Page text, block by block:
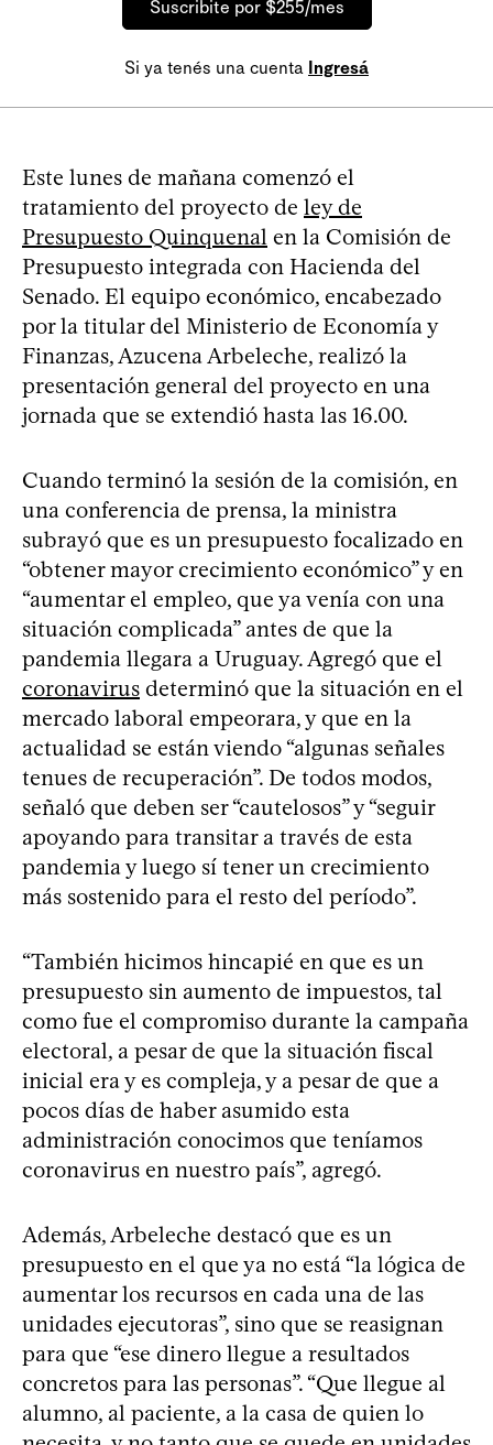
Suscribite por $255/mes
Si ya tenés una cuenta Ingresá
Este lunes de mañana comenzó el
tratamiento del proyecto de ley de
Presupuesto Quinquenal en la Comisión de
Presupuesto integrada con Hacienda del
Senado. El equipo económico, encabezado
por la titular del Ministerio de Economía y
Finanzas, Azucena Arbeleche, realizó la
presentación general del proyecto en una
jornada que se extendió hasta las 16.00.
Cuando terminó la sesión de la comisión, en
una conferencia de prensa, la ministra
subrayó que es un presupuesto focalizado en
“obtener mayor crecimiento económico” y en
“aumentar el empleo, que ya venía con una
situación complicada” antes de que la
pandemia llegara a Uruguay. Agregó que el
coronavirus determinó que la situación en el
mercado laboral empeorara, y que en la
actualidad se están viendo “algunas señales
tenues de recuperación”. De todos modos,
señaló que deben ser “cautelosos” y “seguir
apoyando para transitar a través de esta
pandemia y luego sí tener un crecimiento
más sostenido para el resto del período”.
“También hicimos hincapié en que es un
presupuesto sin aumento de impuestos, tal
como fue el compromiso durante la campaña
electoral, a pesar de que la situación fiscal
inicial era y es compleja, y a pesar de que a
pocos días de haber asumido esta
administración conocimos que teníamos
coronavirus en nuestro país”, agregó.
Además, Arbeleche destacó que es un
presupuesto en el que ya no está “la lógica de
aumentar los recursos en cada una de las
unidades ejecutoras”, sino que se reasignan
para que “ese dinero llegue a resultados
concretos para las personas”. “Que llegue al
alumno, al paciente, a la casa de quien lo